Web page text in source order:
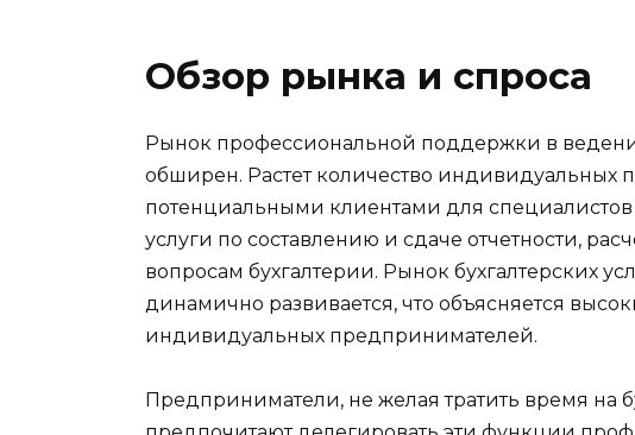
Обзор рынка и спроса
Рынок профессиональной поддержки в
обширен. Растет количество
потенциальными клиентами для специалистов
услуги по составлению и сдаче отчетности,
вопросам бухгалтерии. Рынок бухгалтерских
динамично развивается, что объясняется
индивидуальных предпринимателей.
Предприниматели, не желая тратить время на